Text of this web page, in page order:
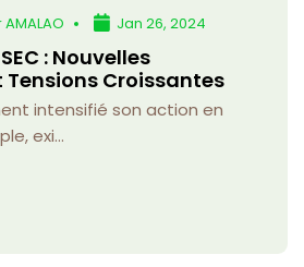
Jan 26, 2024
: Nouvelles
Tensions Croissantes
intensifié son action en
exi...